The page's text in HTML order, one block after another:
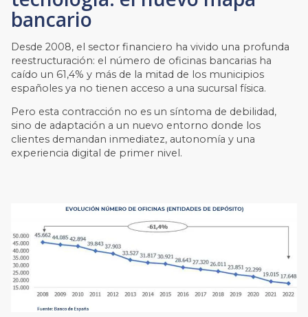
bancario
Desde 2008, el sector financiero ha vivido una profunda
reestructuración: el número de oficinas bancarias ha
caído un 61,4% y más de la mitad de los municipios
españoles ya no tienen acceso a una sucursal física.
Pero esta contracción no es un síntoma de debilidad,
sino de adaptación a un nuevo entorno donde los
clientes demandan inmediatez, autonomía y una
experiencia digital de primer nivel.